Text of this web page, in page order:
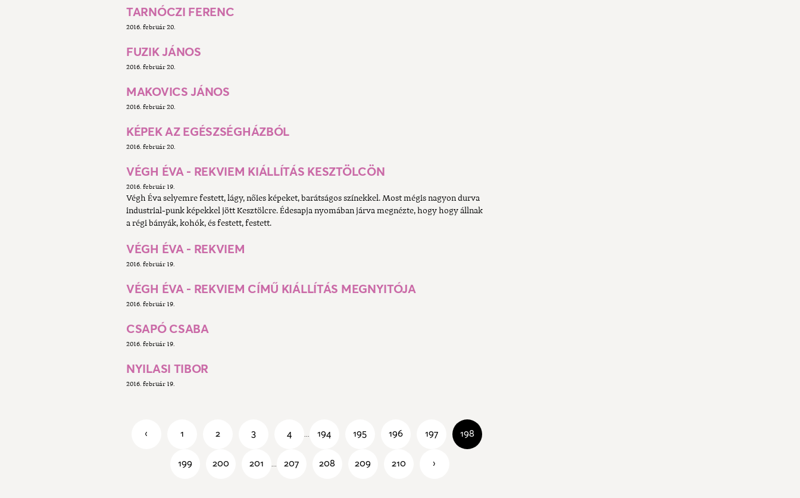
TARNÓCZI FERENC
2016. február 20.
FUZIK JÁNOS
2016. február 20.
MAKOVICS JÁNOS
2016. február 20.
KÉPEK AZ EGÉSZSÉGHÁZBÓL
2016. február 20.
VÉGH ÉVA - REKVIEM KIÁLLÍTÁS KESZTÖLCÖN
2016. február 19.
Végh Éva selyemre festett, lágy, nőies képeket, barátságos színekkel. Most mégis nagyon durva
industrial-punk képekkel jött Kesztölcre. Édesapja nyomában járva megnézte, hogy hogy állnak
a régi bányák, kohók, és festett, festett.
VÉGH ÉVA - REKVIEM
2016. február 19.
VÉGH ÉVA - REKVIEM CÍMŰ KIÁLLÍTÁS MEGNYITÓJA
2016. február 19.
CSAPÓ CSABA
2016. február 19.
NYILASI TIBOR
2016. február 19.
‹ 1 2 3 4 ... 194 195 196 197 198
199 200 201 ... 207 208 209 210 ›